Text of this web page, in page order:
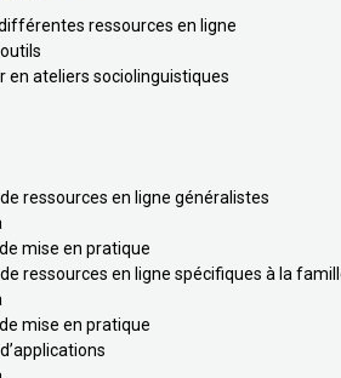
ressources en ligne
en ateliers sociolinguistiques
ressources en ligne généralistes
mise en pratique
ressources en ligne spécifiques à la
mise en pratique